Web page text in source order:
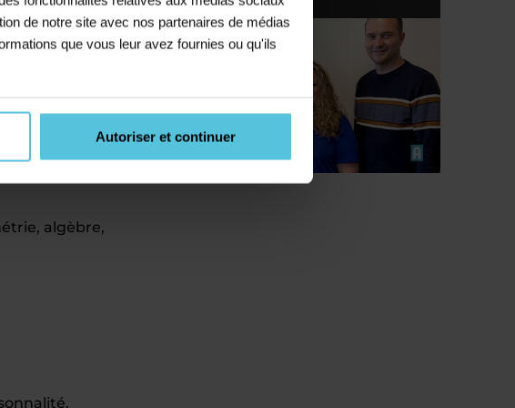
de notre site avec nos partenaires de médias
que vous leur avez fournies ou qu'ils
Autoriser et continuer
algèbre,